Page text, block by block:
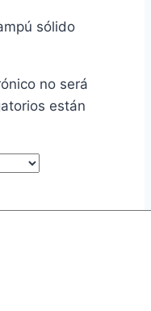
sólido
no será
están